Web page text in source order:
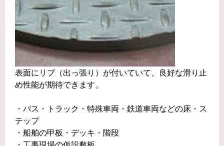
表面にリブ（出っ張り）が付いていて、良好な滑り止
め性能が期待できます。
・バス・トラック・特殊車両・鉄道車両などの床・ス
テップ
・船舶の甲板・デッキ・階段